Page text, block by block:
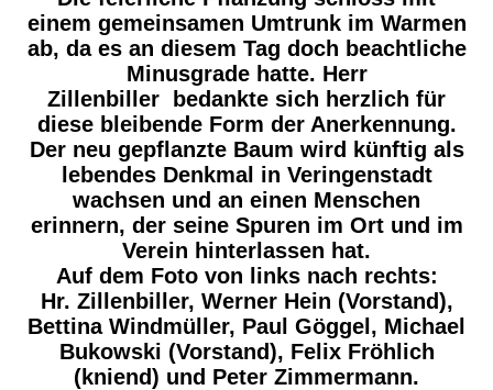
einem gemeinsamen Umtrunk im Warmen
ab, da es an diesem Tag doch beachtliche
Minusgrade hatte. Herr
Zillenbiller bedankte sich herzlich für
diese bleibende Form der Anerkennung.
Der neu gepflanzte Baum wird künftig als
lebendes Denkmal in Veringenstadt
wachsen und an einen Menschen
erinnern, der seine Spuren im Ort und im
Verein hinterlassen hat.
Auf dem Foto von links nach rechts:
Hr. Zillenbiller, Werner Hein (Vorstand),
Bettina Windmüller, Paul Göggel, Michael
Bukowski (Vorstand), Felix Fröhlich
(kniend) und Peter Zimmermann.